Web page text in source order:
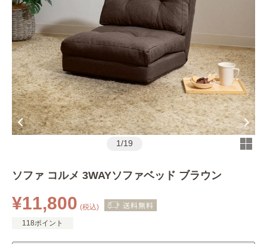
1/19
ソファ コルメ 3WAYソファベッド ブラウン
¥11,800 (税込)
118ポイント